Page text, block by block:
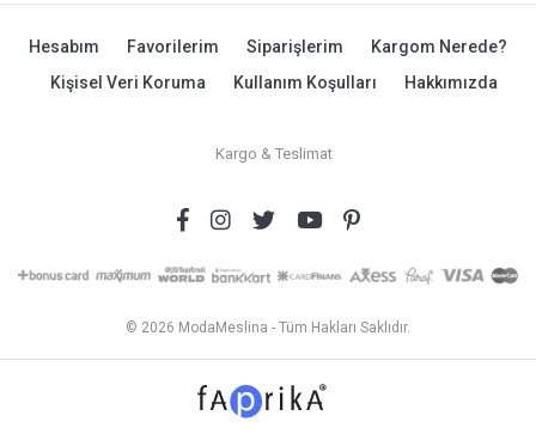
Hesabım Favorilerim Siparişlerim
Kargom Nerede?
Kişisel Veri Koruma
Kullanım Koşulları Hakkımızda
Kargo & Teslimat
© 2026 ModaMeslina - Tüm Hakları Saklıdır.